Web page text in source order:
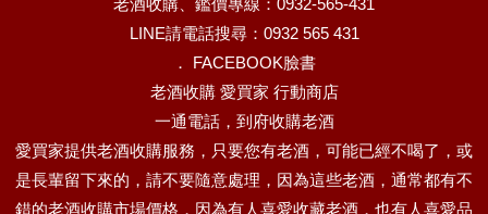
老酒收購、鑑價專線：0932-565-431
LINE請電話搜尋：0932 565 431
． FACEBOOK臉書
老酒收購 愛買家 行動商店
一通電話，到府收購老酒
愛買家提供老酒收購服務，只要您有老酒，可能已經不喝了，或
是長輩留下來的，請不要隨意處理，因為這些老酒，通常都有不
錯的老酒收購市場價格，因為有人喜愛收藏老酒，也有人喜愛品